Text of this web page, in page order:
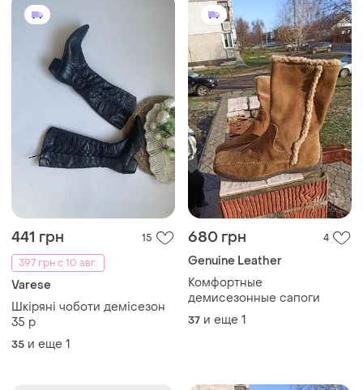
441 грн
15
397 грн с 10 авг.
Varese
Шкіряні чоботи демісезон
35 р
35 и еще 1
680 грн 4
Genuine Leather
Комфортные
демисезонные сапоги
37 и еще 1